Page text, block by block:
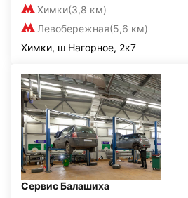
Химки(3,8 км)
Левобережная(5,6 км)
Химки, ш Нагорное, 2к7
Сервис Балашиха